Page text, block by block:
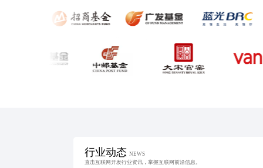
行业动态 NEWS
直击互联网开发行业资讯，掌握互联网前沿信息。